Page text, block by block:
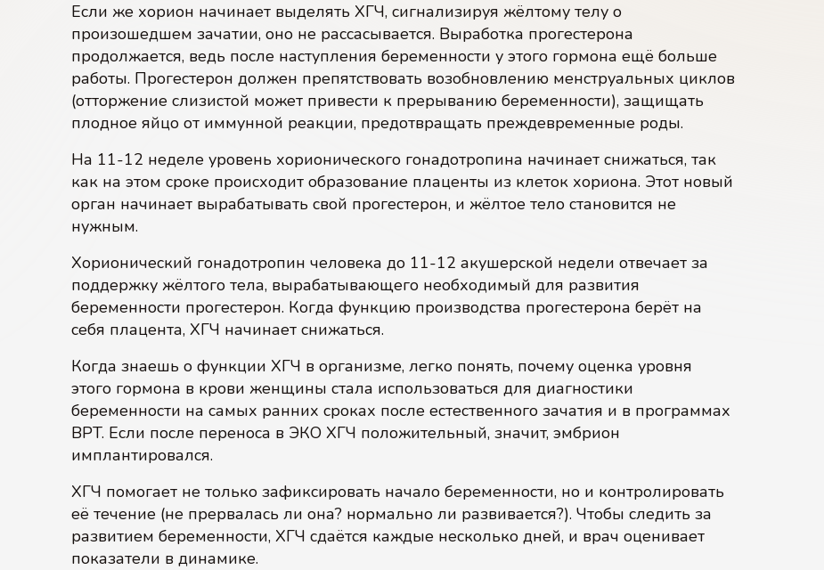
Если же хорион начинает выделять ХГЧ, сигнализируя жёлтому телу о
произошедшем зачатии, оно не рассасывается. Выработка прогестерона
продолжается, ведь после наступления беременности у этого гормона ещё больше
работы. Прогестерон должен препятствовать возобновлению менструальных циклов
(отторжение слизистой может привести к прерыванию беременности), защищать
плодное яйцо от иммунной реакции, предотвращать преждевременные роды.
На 11-12 неделе уровень хорионического гонадотропина начинает снижаться, так
как на этом сроке происходит образование плаценты из клеток хориона. Этот новый
орган начинает вырабатывать свой прогестерон, и жёлтое тело становится не
нужным.
Хорионический гонадотропин человека до 11-12 акушерской недели отвечает за
поддержку жёлтого тела, вырабатывающего необходимый для развития
беременности прогестерон. Когда функцию производства прогестерона берёт на
себя плацента, ХГЧ начинает снижаться.
Когда знаешь о функции ХГЧ в организме, легко понять, почему оценка уровня
этого гормона в крови женщины стала использоваться для диагностики
беременности на самых ранних сроках после естественного зачатия и в программах
ВРТ. Если после переноса в ЭКО ХГЧ положительный, значит, эмбрион
имплантировался.
ХГЧ помогает не только зафиксировать начало беременности, но и контролировать
её течение (не прервалась ли она? нормально ли развивается?). Чтобы следить за
развитием беременности, ХГЧ сдаётся каждые несколько дней, и врач оценивает
показатели в динамике.